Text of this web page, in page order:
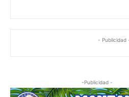
- Publicidad
-Publicidad -